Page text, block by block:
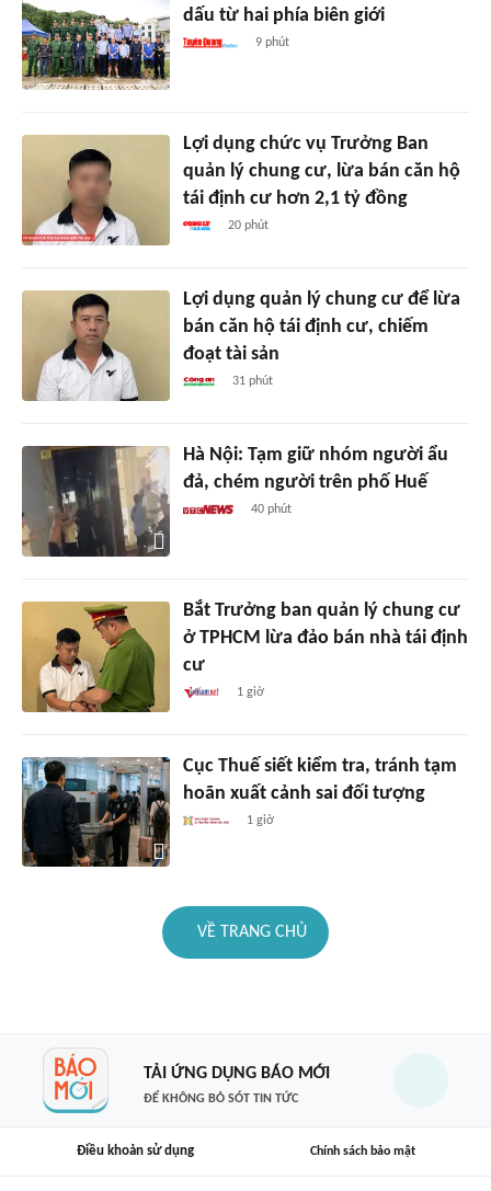
dấu từ hai phía biên giới
9 phút
Lợi dụng chức vụ Trưởng Ban
quản lý chung cư, lừa bán căn hộ
tái định cư hơn 2,1 tỷ đồng
20 phút
Lợi dụng quản lý chung cư để lừa
bán căn hộ tái định cư, chiếm
đoạt tài sản
31 phút
Hà Nội: Tạm giữ nhóm người ẩu
đả, chém người trên phố Huế
40 phút
Bắt Trưởng ban quản lý chung cư
ở TPHCM lừa đảo bán nhà tái định
cư
1 giờ
Cục Thuế siết kiểm tra, tránh tạm
hoãn xuất cảnh sai đối tượng
1 giờ
VỀ TRANG CHỦ
TẢI ỨNG DỤNG BÁO MỚI
ĐỂ KHÔNG BỎ SÓT TIN TỨC
Điều khoản sử dụng Chính sách bảo mật